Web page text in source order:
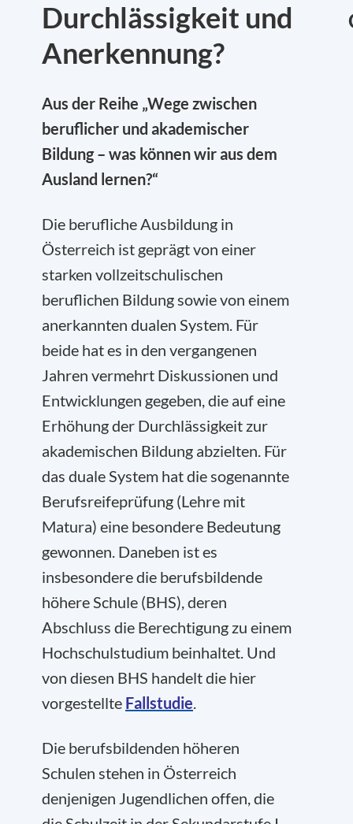
Durchlässigkeit und
Anerkennung?
Aus der Reihe „Wege zwischen
beruflicher und akademischer
Bildung – was können wir aus dem
Ausland lernen?“
Die berufliche Ausbildung in
Österreich ist geprägt von einer
starken vollzeitschulischen
beruflichen Bildung sowie von einem
anerkannten dualen System. Für
beide hat es in den vergangenen
Jahren vermehrt Diskussionen und
Entwicklungen gegeben, die auf eine
Erhöhung der Durchlässigkeit zur
akademischen Bildung abzielten. Für
das duale System hat die sogenannte
Berufsreifeprüfung (Lehre mit
Matura) eine besondere Bedeutung
gewonnen. Daneben ist es
insbesondere die berufsbildende
höhere Schule (BHS), deren
Abschluss die Berechtigung zu einem
Hochschulstudium beinhaltet. Und
von diesen BHS handelt die hier
vorgestellte Fallstudie.
Die berufsbildenden höheren
Schulen stehen in Österreich
denjenigen Jugendlichen offen, die